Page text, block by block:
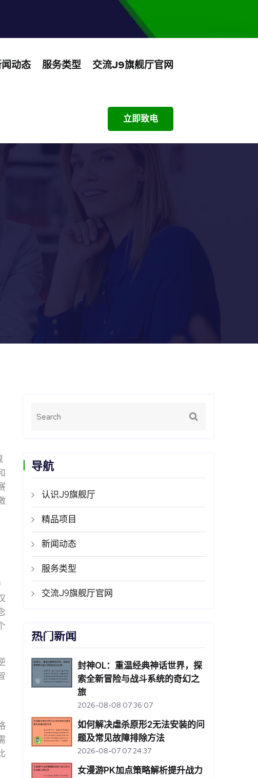
动态 服务类型 交流J9旗舰厅官网
立即致电
导航
认识J9旗舰厅
精品项目
新闻动态
服务类型
交流J9旗舰厅官网
热门新闻
封神OL：重温经典神话世界，探
索全新冒险与战斗系统的奇幻之
旅
2026-08-08 07:36:07
如何解决虐杀原形2无法安装的问
题及常见故障排除方法
2026-08-07 07:24:37
女漫游PK加点策略解析提升战力